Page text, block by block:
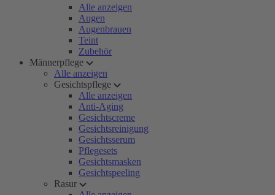
Alle anzeigen
Augen
Augenbrauen
Teint
Zubehör
Männerpflege
Alle anzeigen
Gesichtspflege
Alle anzeigen
Anti-Aging
Gesichtscreme
Gesichtsreinigung
Gesichtsserum
Pflegesets
Gesichtsmasken
Gesichtspeeling
Rasur